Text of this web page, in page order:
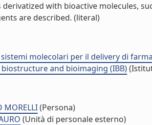
with bioactive molecules,
are described. (literal)
molecolari per il delivery di
and bioimaging (IBB)
MORELLI(Persona)
(Unità di personale esterno)